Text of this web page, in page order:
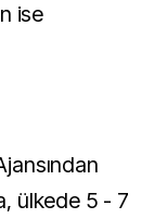
ise
ülkede 5 - 7